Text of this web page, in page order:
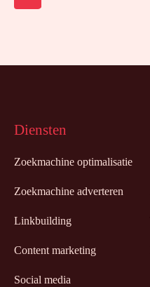
Diensten
Zoekmachine optimalisatie
Zoekmachine adverteren
Linkbuilding
Content marketing
Social media